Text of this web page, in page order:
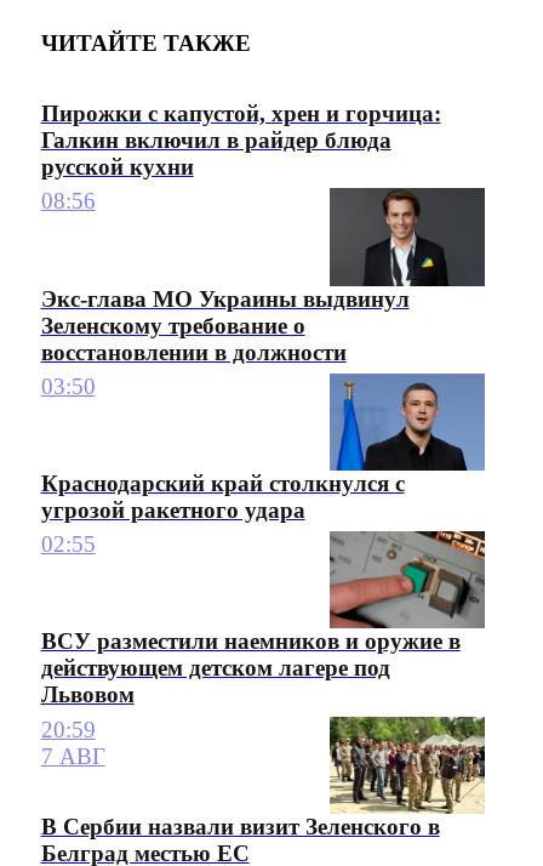
ЧИТАЙТЕ ТАКЖЕ
Пирожки с капустой, хрен и горчица:
Галкин включил в райдер блюда
русской кухни
08:56
Экс-глава МО Украины выдвинул
Зеленскому требование о
восстановлении в должности
03:50
Краснодарский край столкнулся с
угрозой ракетного удара
02:55
ВСУ разместили наемников и оружие в
действующем детском лагере под
Львовом
20:59
7 АВГ
В Сербии назвали визит Зеленского в
Белград местью ЕС